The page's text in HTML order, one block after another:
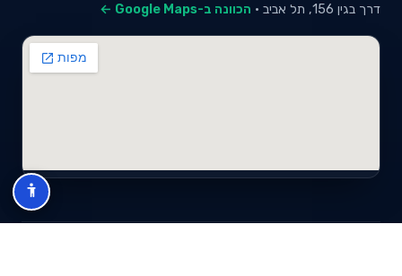
דרך בגין 156, תל אביב · הכוונה ב-Google Maps ←